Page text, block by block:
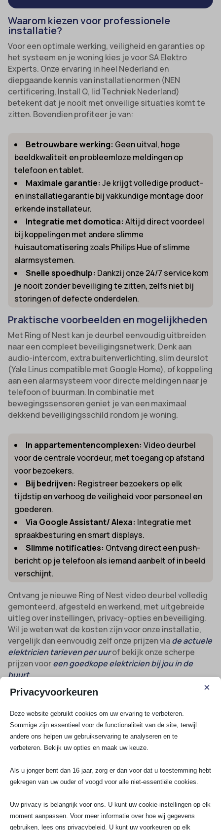
Waarom kiezen voor professionele
installatie?
Voor een optimale werking, veiligheid en garanties op
het systeem en je woning kies je voor SA Elektro
Experts. Onze ervaring in heel Nederland en
diepgaande kennis van installatienormen (NEN
certificering, Install Q, lid Techniek Nederland)
betekent dat je nooit met onveilige situaties komt te
zitten. Bovendien profiteer je van:
Betrouwbare werking: Geen uitval, hoge
beeldkwaliteit en probleemloze meldingen op
telefoon en tablet.
Maximale garantie: Je krijgt volledige product-
en installatiegarantie bij vakkundige montage door
erkende installateur.
Integratie met domotica: Altijd direct voordeel
bij koppelingen met andere slimme
huisautomatisering zoals Philips Hue of slimme
alarmsystemen.
Snelle spoedhulp: Dankzij onze 24/7 service kom
je nooit zonder beveiliging te zitten, zelfs niet bij
storingen of defecte onderdelen.
Praktische voorbeelden en mogelijkheden
Met Ring of Nest kan je deurbel eenvoudig uitbreiden
naar een compleet beveiligingsnetwerk. Denk aan
audio-intercom, extra buitenverlichting, slim deurslot
(Yale Linus compatible met Google Home), of koppeling
aan een alarmsysteem voor directe meldingen naar je
telefoon of buurman. In combinatie met
bewegingssensoren geniet je van een maximaal
dekkend beveiligingsschild rondom je woning.
In appartementencomplexen: Video deurbel
voor de centrale voordeur, met toegang op afstand
voor bezoekers.
Bij bedrijven: Registreer bezoekers op elk
tijdstip en verhoog de veiligheid voor personeel en
goederen.
Via Google Assistant/ Alexa: Integratie met
spraakbesturing en smart displays.
Slimme notificaties: Ontvang direct een push-
bericht op je telefoon als iemand aanbelt of in beeld
verschijnt.
Ontvang je nieuwe Ring of Nest video deurbel volledig
gemonteerd, afgesteld en werkend, met uitgebreide
uitleg over instellingen, privacy-opties en beveiliging.
Wil je weten wat de kosten zijn voor onze installatie,
vergelijk dan eenvoudig zelf onze prijzen viade actuele
elektricien tarieven per uurof bekijk onze scherpe
prijzen vooreen goedkope elektricien bij jou in de
buurt.
Benieuwd naar de mogelijkheden, prijzen of een
offerte video deurbel installatie aan of neem contact
op via 070-7503681 (bellen/WhatsApp) of
info@saelektroexperts.nl en ontdek de service van SA
Elektro Experts.
Bekijk al onze diensten
Spoedservice
Privacyvoorkeuren ×
Deze website gebruikt cookies om uw ervaring te verbeteren.
Sommige zijn essentieel voor de functionaliteit van de site, terwijl
andere ons helpen uw gebruikservaring te analyseren en te
verbeteren. Bekijk uw opties en maak uw keuze.
Als u jonger bent dan 16 jaar, zorg er dan voor dat u toestemming hebt
gekregen van uw ouder of voogd voor alle niet-essentiële cookies.
Uw privacy is belangrijk voor ons. U kunt uw cookie-instellingen op elk
moment aanpassen. Voor meer informatie over hoe wij gegevens
gebruiken, lees ons privacybeleid. U kunt uw voorkeuren op elk